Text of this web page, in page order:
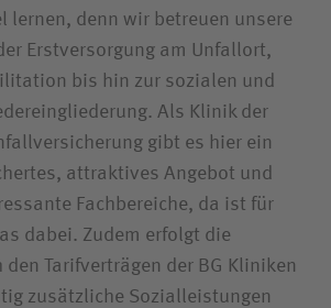
lernen, denn wir betreuen unsere
Erstversorgung am Unfallort,
bis hin zur sozialen und
Als Klinik der
gibt es hier ein
attraktives Angebot und
Fachbereiche, da ist für
dabei. Zudem erfolgt die
den Tarifverträgen der BG Kliniken
zusätzliche Sozialleistungen